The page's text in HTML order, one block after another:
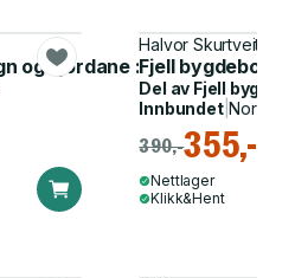
og Fjordane : 1874-2009
Halvor Skurtveit
Fjell bygdebok -
Del av Fjell
Innbundet|Norsk,
390,-355,-
Nettlager
Klikk&Hent